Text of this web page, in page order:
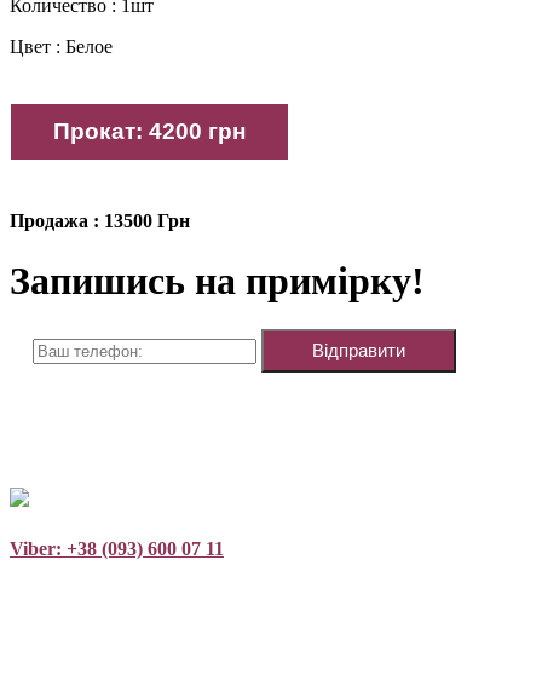
Количество : 1шт
Цвет : Белое
Продажа : 13500 Грн
Запишись на примірку!
Viber: +38 (093) 600 07 11